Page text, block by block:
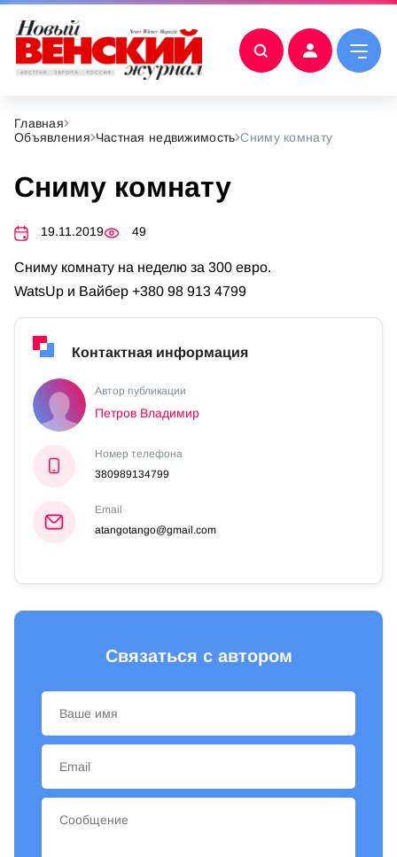
Главная
Объявления Частная недвижимость Сниму комнату
Сниму комнату
19.11.2019 49
Сниму комнату на неделю за 300 евро.
WatsUp и Вайбер +380 98 913 4799
Контактная информация
Автор публикации
Петров Владимир
Номер телефона
380989134799
Email
atangotango@gmail.com
Связаться с автором